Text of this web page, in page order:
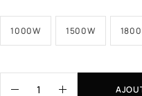
1000W 1500W